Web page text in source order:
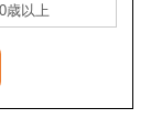
歳以上